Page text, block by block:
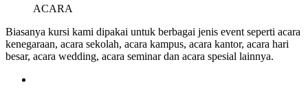
Biasanya kursi kami dipakai untuk berbagai jenis event seperti acara
kenegaraan, acara sekolah, acara kampus, acara kantor, acara hari
besar, acara wedding, acara seminar dan acara spesial lainnya.